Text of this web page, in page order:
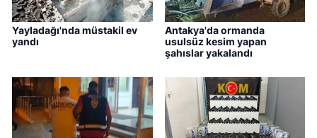
Yayladağı'nda müstakil ev
yandı
Antakya'da ormanda
usulsüz kesim yapan
şahıslar yakalandı